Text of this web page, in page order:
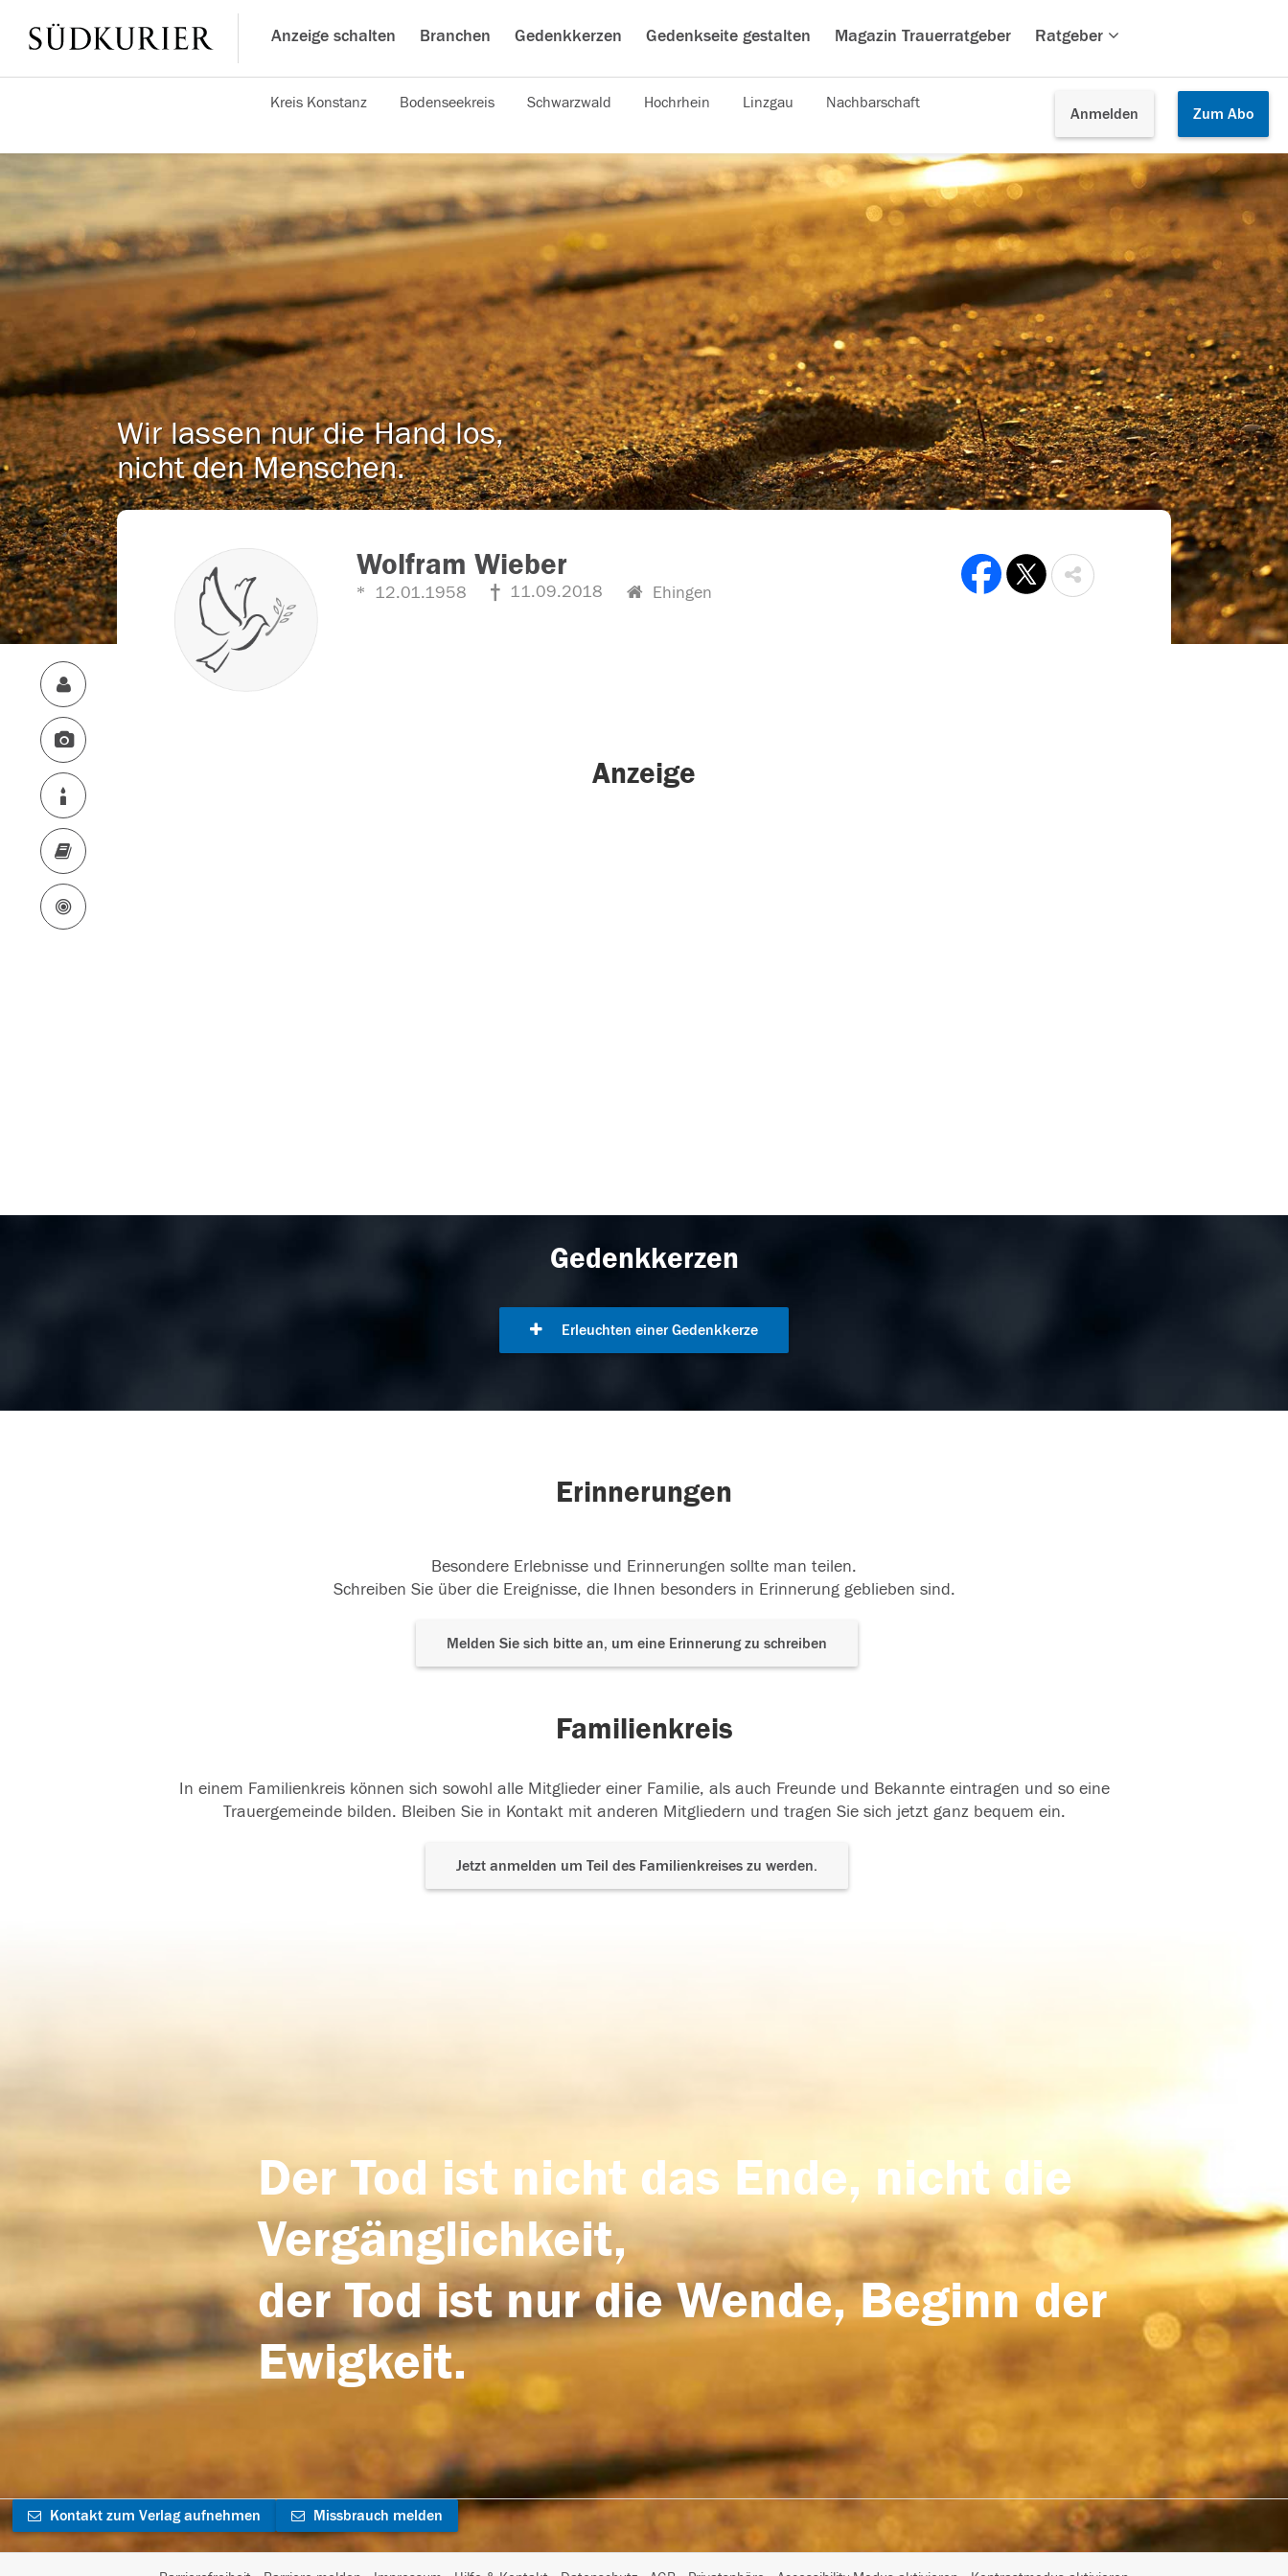
Anzeige schalten Branchen Gedenkkerzen Gedenkseite gestalten Magazin Trauerratgeber Ratgeber
Anmelden Zum Abo
Kreis Konstanz Bodenseekreis Schwarzwald Hochrhein Linzgau Nachbarschaft
Wir lassen nur die Hand los,
nicht den Menschen.
Wolfram Wieber
12.01.1958 11.09.2018 Ehingen
Anzeige
Gedenkkerzen
Erleuchten einer Gedenkkerze
Erinnerungen
Besondere Erlebnisse und Erinnerungen sollte man teilen.
Schreiben Sie über die Ereignisse, die Ihnen besonders in Erinnerung geblieben sind.
Melden Sie sich bitte an, um eine Erinnerung zu schreiben
Familienkreis
In einem Familienkreis können sich sowohl alle Mitglieder einer Familie, als auch Freunde und Bekannte eintragen und so eine
Trauergemeinde bilden. Bleiben Sie in Kontakt mit anderen Mitgliedern und tragen Sie sich jetzt ganz bequem ein.
Jetzt anmelden um Teil des Familienkreises zu werden.
Der Tod ist nicht das Ende, nicht die
Vergänglichkeit,
der Tod ist nur die Wende, Beginn der
Ewigkeit.
Kontakt zum Verlag aufnehmen Missbrauch melden